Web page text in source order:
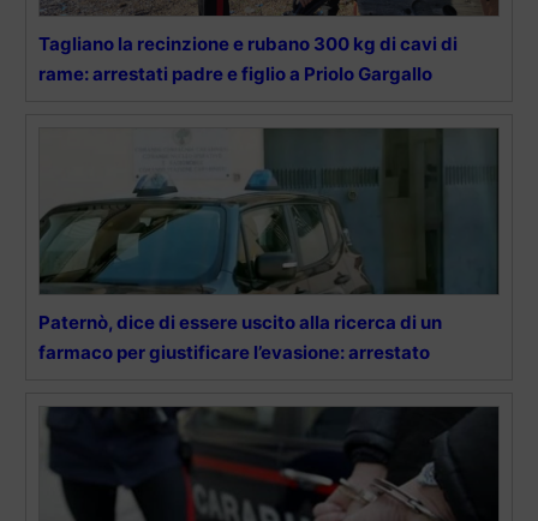
Tagliano la recinzione e rubano 300 kg di cavi di
rame: arrestati padre e figlio a Priolo Gargallo
Paternò, dice di essere uscito alla ricerca di un
farmaco per giustificare l’evasione: arrestato